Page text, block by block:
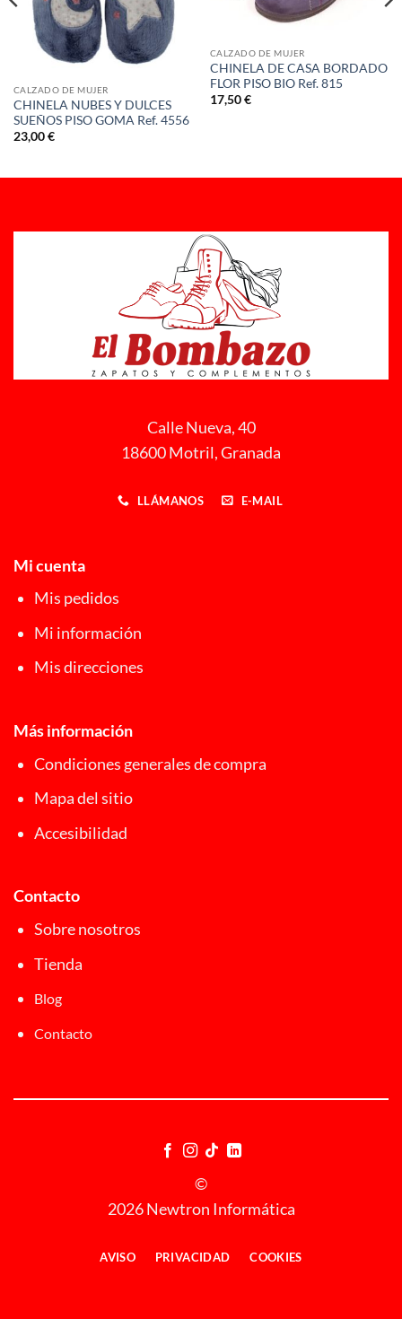
CALZADO DE MUJER
CHINELA NUBES Y DULCES
SUEÑOS PISO GOMA Ref. 4556
23,00€
CALZADO DE MUJER
CHINELA DE CASA BORDADO
FLOR PISO BIO Ref. 815
17,50€
Calle Nueva, 40
18600 Motril, Granada
LLÁMANOS E-MAIL
Mi cuenta
Mis pedidos
Mi información
Mis direcciones
Más información
Condiciones generales de compra
Mapa del sitio
Accesibilidad
Contacto
Sobre nosotros
Tienda
Blog
Contacto
©
2026 Newtron Informática
AVISO PRIVACIDAD COOKIES